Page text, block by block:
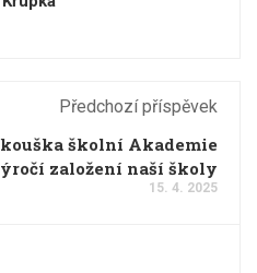
Předchozí příspěvek
školní Akademie
založení naší školy
15. 4. 2025